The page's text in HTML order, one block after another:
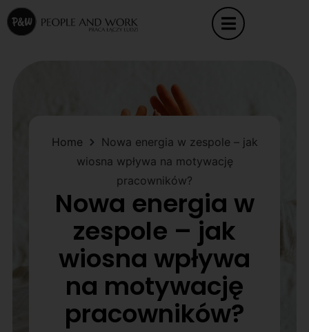
Home
Nowa energia w zespole – jak
wiosna wpływa na motywację
pracowników?
Nowa energia w
zespole – jak
wiosna wpływa
na motywację
pracowników?